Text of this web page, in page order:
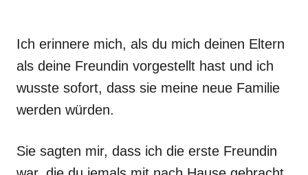
Ich erinnere mich, als du mich deinen Eltern
als deine Freundin vorgestellt hast und ich
wusste sofort, dass sie meine neue Familie
werden würden.
Sie sagten mir, dass ich die erste Freundin